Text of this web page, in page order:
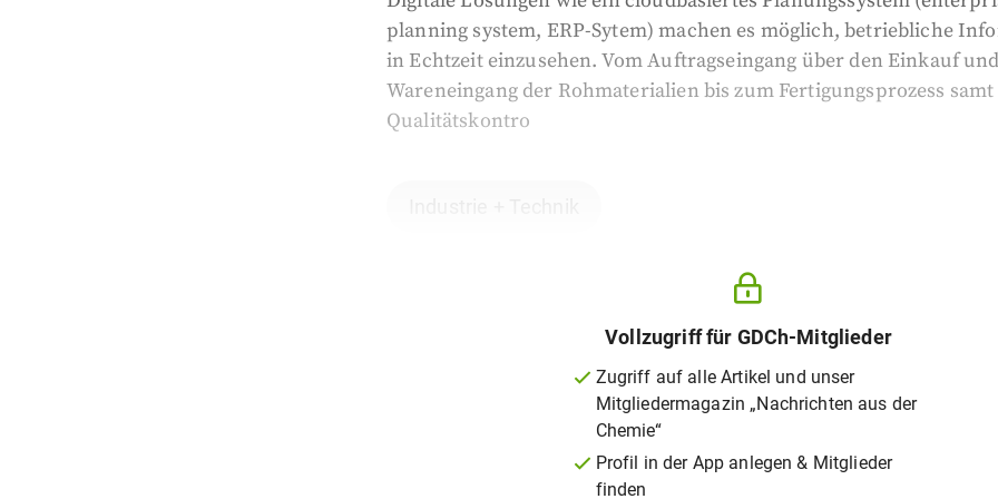
planning system, ERP-Sytem) machen es möglich, betriebliche
in Echtzeit einzusehen. Vom Auftragseingang über den Einkauf und
Wareneingang der Rohmaterialien bis zum Fertigungsprozess samt
Qualitätskontro
Vollzugriff für GDCh-Mitglieder
Zugriff auf alle Artikel und unser
Mitgliedermagazin „Nachrichten aus der
Chemie“
Profil in der App anlegen & Mitglieder
finden